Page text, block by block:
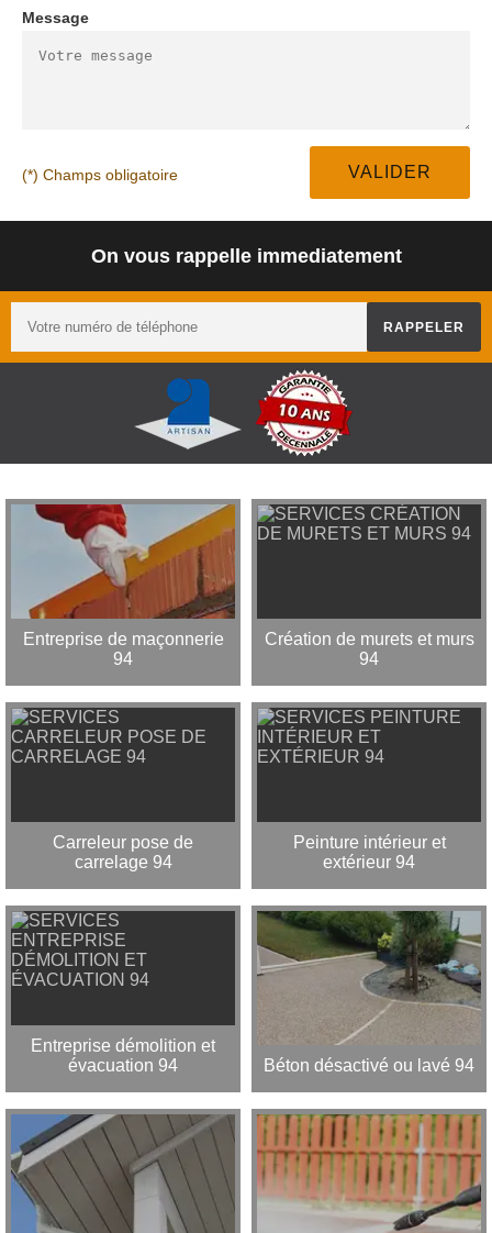
Message
(*) Champs obligatoire
On vous rappelle immediatement
Entreprise de maçonnerie
94
Création de murets et murs
94
Carreleur pose de
carrelage 94
Peinture intérieur et
extérieur 94
Entreprise démolition et
évacuation 94
Béton désactivé ou lavé 94